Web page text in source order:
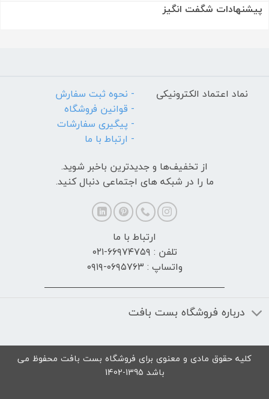
پیشنهادات شگفت انگیز
نماد اعتماد الکترونیکی
- نحوه ثبت سفارش
- قوانین فروشگاه
- پیگیری سفارشات
- ارتباط با ما
از تخفیف‌ها و جدیدترین‌ باخبر شوید.
ما را در شبکه های اجتماعی دنبال کنید.
ارتباط با ما
تلفن : ۶۶۹۷۴۷۵۹-۰۲۱
واتساپ : ۰۶۹۵۷۶۳-۰۹۱۹
درباره فروشگاه بست بافت
کلیه حقوق مادی و معنوی برای فروشگاه بست بافت محفوظ می
باشد 1395-1402